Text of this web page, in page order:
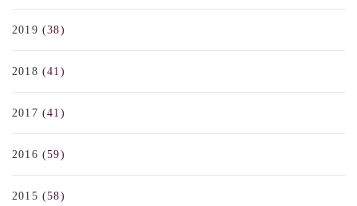
2019 (38)
2018 (41)
2017 (41)
2016 (59)
2015 (58)